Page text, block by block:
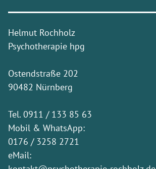
Helmut Rochholz
Psychotherapie hpg
Ostendstraße 202
90482 Nürnberg
Tel. 0911 / 133 85 63
Mobil & WhatsApp:
0176 / 3258 2721
eMail: